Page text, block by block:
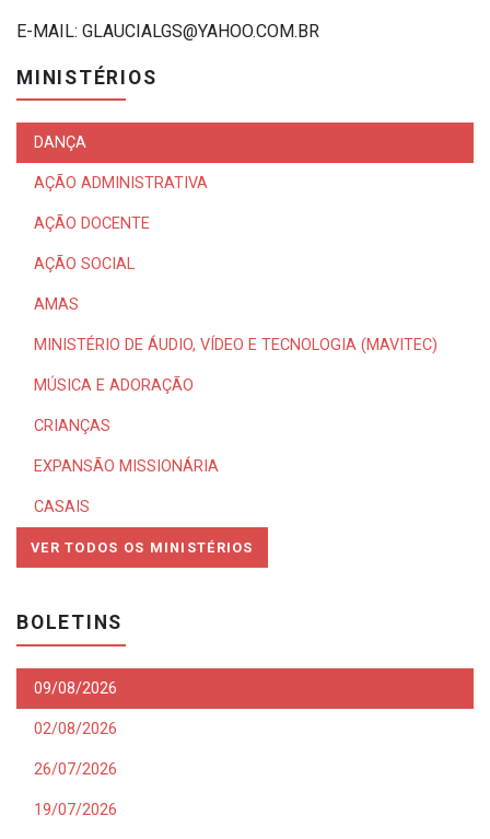
E-MAIL: GLAUCIALGS@YAHOO.COM.BR
MINISTÉRIOS
DANÇA
AÇÃO ADMINISTRATIVA
AÇÃO DOCENTE
AÇÃO SOCIAL
AMAS
MINISTÉRIO DE ÁUDIO, VÍDEO E TECNOLOGIA (MAVITEC)
MÚSICA E ADORAÇÃO
CRIANÇAS
EXPANSÃO MISSIONÁRIA
CASAIS
VER TODOS OS MINISTÉRIOS
BOLETINS
09/08/2026
02/08/2026
26/07/2026
19/07/2026